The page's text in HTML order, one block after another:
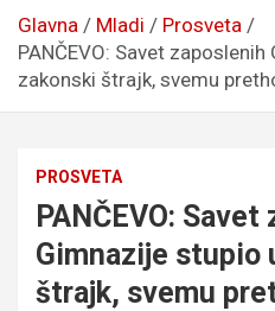
Glavna Mladi
Prosveta
PANČEVO: Savet
zakonski štrajk, svemu
PROSVETA
PANČEVO:
Gimnazije stupio
štrajk, svemu